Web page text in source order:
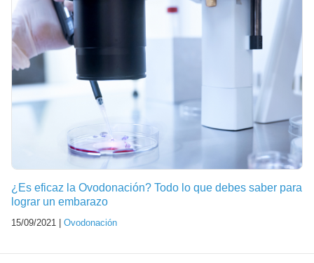
¿Es eficaz la Ovodonación? Todo lo que debes saber para
lograr un embarazo
15/09/2021 | Ovodonación